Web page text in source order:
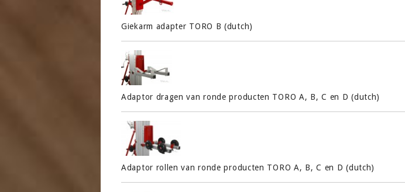
Giekarm adapter TORO B (dutch)
Adaptor dragen van ronde producten TORO A, B, C en D (dutch)
Adaptor rollen van ronde producten TORO A, B, C en D (dutch)